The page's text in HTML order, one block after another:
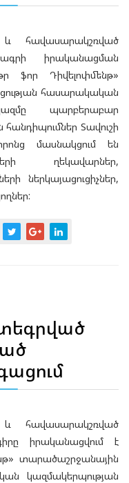
հավասարակշռված
իրականացման
ֆոր Դիվելոփմենթ»
հասարակական
պարբերաբար
Տավուշի
մասնակցում են
ղեկավարներ,
ներկայացուցիչներ,
հավասարակշռված
իրականացվում է
տարածաշրջանային
կազմակերպության